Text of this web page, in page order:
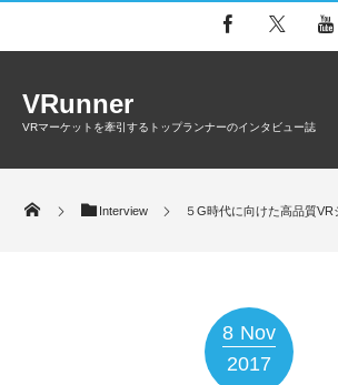
VRunner
VRマーケットを牽引するトップランナーのインタビュー誌
Interview ５G時代に向けた高品質VR
8 Nov
2017